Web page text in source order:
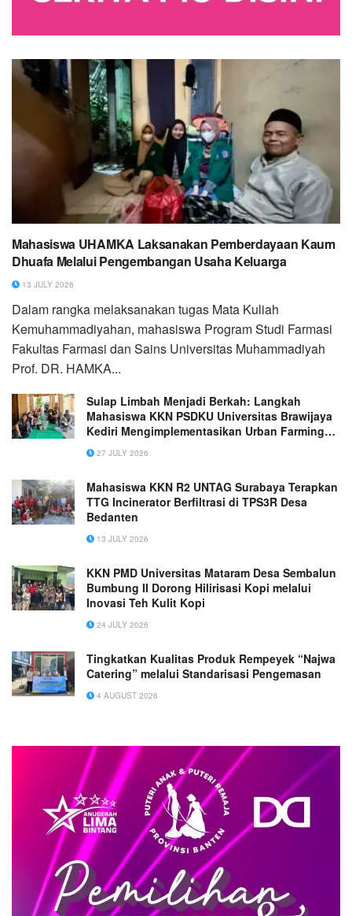
Mahasiswa UHAMKA Laksanakan Pemberdayaan Kaum
Dhuafa Melalui Pengembangan Usaha Keluarga
13 JULY 2026
Dalam rangka melaksanakan tugas Mata Kuliah
Kemuhammadiyahan, mahasiswa Program Studi Farmasi
Fakultas Farmasi dan Sains Universitas Muhammadiyah
Prof. DR. HAMKA...
Sulap Limbah Menjadi Berkah: Langkah
Mahasiswa KKN PSDKU Universitas Brawijaya
Kediri Mengimplementasikan Urban Farming
Berbasis Circular Economy melalui Program
Budidaya Ikan dalam Ember dan Probiotik di
27 JULY 2026
Mahasiswa KKN R2 UNTAG Surabaya Terapkan
TTG Incinerator Berfiltrasi di TPS3R Desa
Bedanten
13 JULY 2026
KKN PMD Universitas Mataram Desa Sembalun
Bumbung II Dorong Hilirisasi Kopi melalui
Inovasi Teh Kulit Kopi
24 JULY 2026
Tingkatkan Kualitas Produk Rempeyek “Najwa
Catering” melalui Standarisasi Pengemasan
4 AUGUST 2026